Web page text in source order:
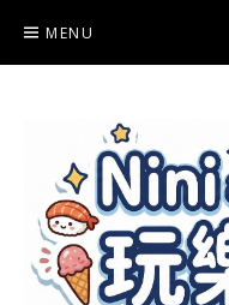
content
MENU